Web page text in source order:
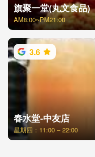
旗聚一堂(丸文食品)
AM8:00~PM21:00
3.6
春水堂-中友店
星期四：11:00 – 22:00